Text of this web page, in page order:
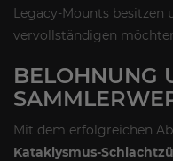
Legacy-Mounts besitzen
vervollständigen
BELOHNUNG
Mit dem erfolgreichen
Kataklysmus-